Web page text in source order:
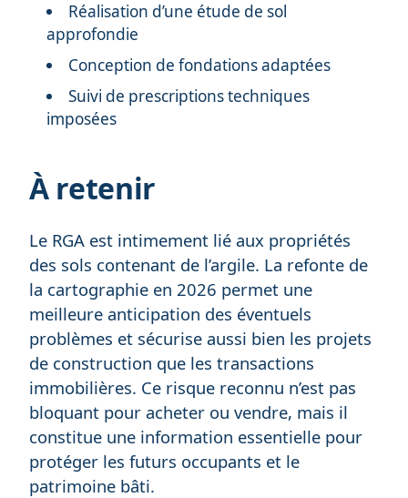
Réalisation d’une étude de sol
approfondie
Conception de fondations adaptées
Suivi de prescriptions techniques
imposées
À retenir
Le RGA est intimement lié aux propriétés
des sols contenant de l’argile. La refonte de
la cartographie en 2026 permet une
meilleure anticipation des éventuels
problèmes et sécurise aussi bien les projets
de construction que les transactions
immobilières. Ce risque reconnu n’est pas
bloquant pour acheter ou vendre, mais il
constitue une information essentielle pour
protéger les futurs occupants et le
patrimoine bâti.